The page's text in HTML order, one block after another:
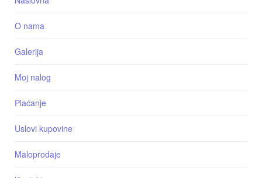
O nama
Galerija
Moj nalog
Plaćanje
Uslovi kupovine
Maloprodaje